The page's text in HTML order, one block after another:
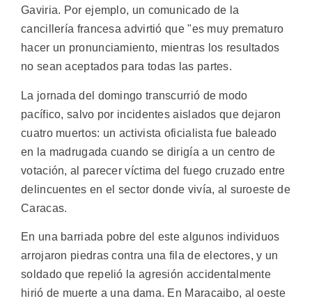
Gaviria. Por ejemplo, un comunicado de la
cancillería francesa advirtió que "es muy prematuro
hacer un pronunciamiento, mientras los resultados
no sean aceptados para todas las partes.
La jornada del domingo transcurrió de modo
pacífico, salvo por incidentes aislados que dejaron
cuatro muertos: un activista oficialista fue baleado
en la madrugada cuando se dirigía a un centro de
votación, al parecer víctima del fuego cruzado entre
delincuentes en el sector donde vivía, al suroeste de
Caracas.
En una barriada pobre del este algunos individuos
arrojaron piedras contra una fila de electores, y un
soldado que repelió la agresión accidentalmente
hirió de muerte a una dama. En Maracaibo, al oeste